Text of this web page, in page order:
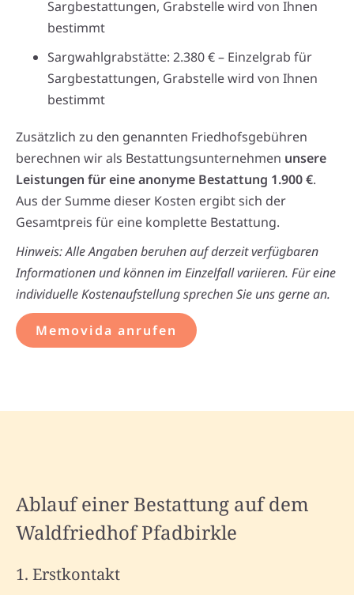
Sargbestattungen, Grabstelle wird von Ihnen
bestimmt
Sargwahlgrabstätte: 2.380 € – Einzelgrab für
Sargbestattungen, Grabstelle wird von Ihnen
bestimmt
Zusätzlich zu den genannten Friedhofsgebühren
berechnen wir als Bestattungsunternehmen unsere
Leistungen für eine anonyme Bestattung 1.900 €.
Aus der Summe dieser Kosten ergibt sich der
Gesamtpreis für eine komplette Bestattung.
Hinweis: Alle Angaben beruhen auf derzeit verfügbaren
Informationen und können im Einzelfall variieren. Für eine
individuelle Kostenaufstellung sprechen Sie uns gerne an.
Memovida anrufen
Ablauf einer Bestattung auf dem
Waldfriedhof Pfadbirkle
1. Erstkontakt